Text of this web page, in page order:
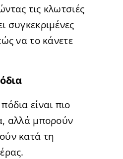
τις κλωτσιές
συγκεκριμένες
να το κάνετε
είναι πιο
αλλά μπορούν
κατά τη